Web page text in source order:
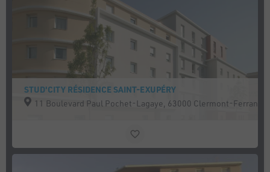
STUD'CITY RÉSIDENCE SAINT-EXUPÉRY
11 Boulevard Paul Pochet-Lagaye, 63000 Clermont-Ferrand,